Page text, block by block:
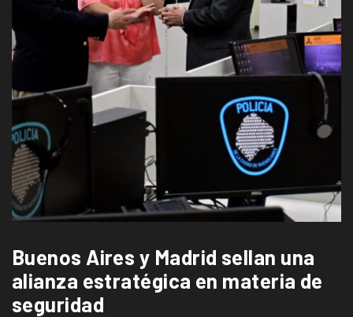
Buenos Aires y Madrid sellan una
alianza estratégica en materia de
seguridad